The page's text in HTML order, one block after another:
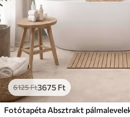
6125Ft3675 Ft